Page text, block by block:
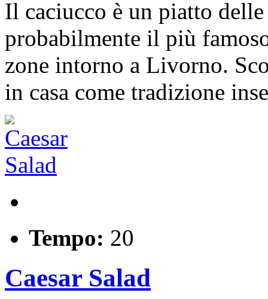
Il caciucco è un piatto
probabilmente il più
zone intorno a Livorno.
in casa come tradizione
Tempo: 20
Caesar Salad